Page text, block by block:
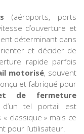
(aéroports, ports
d’ouverture et
déterminant dans
et décider de
rapide parfois
motorisé, souvent
et fabriqué pour
de fermeture
d’un tel portail est
classique » mais ce
pour l’utilisateur.